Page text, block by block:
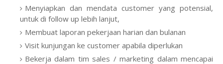
Menyiapkan dan mendata customer yang potensial,
untuk di follow up lebih lanjut,
Membuat laporan pekerjaan harian dan bulanan
Visit kunjungan ke customer apabila diperlukan
Bekerja dalam tim sales / marketing dalam mencapai